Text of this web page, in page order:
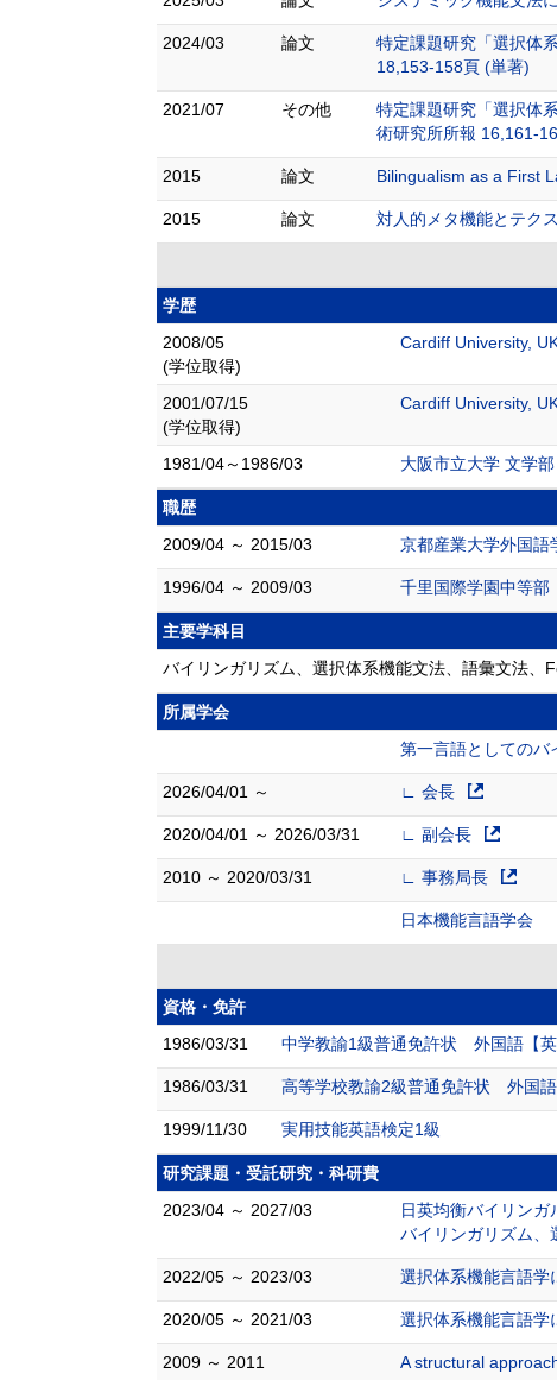
2024/03 論文
特定課題研究「選択体
18,153-158頁 (単著)
2021/07 その他
特定課題研究「選択体
術研究所所報 16,161-
2015 論文 Bilingualism as a First
2015 論文 対人的メタ機能とテク
学歴
2008/05
(学位取得)
Cardiff University,
2001/07/15
(学位取得)
Cardiff University,
1981/04～1986/03 大阪市立大学 文学
職歴
2009/04 ～ 2015/03
京都産業大学外国語
1996/04 ～ 2009/03 千里国際学園中等部
主要学科目
バイリンガリズム、選択体系機能文法、語彙文法
所属学会
第一言語としてのバ
2026/04/01 ～ ∟ 会長
2020/04/01 ～ 2026/03/31 ∟ 副会長
2010 ～ 2020/03/31 ∟ 事務局長
日本機能言語学会
資格・免許
1986/03/31
中学教諭1級普通免許状 外国語【英
1986/03/31 高等学校教諭2級普通免許状 外国語
1999/11/30 実用技能英語検定1級
研究課題・受託研究・科研費
2023/04 ～ 2027/03
日英均衡バイリン
バイリンガリズム、
2022/05 ～ 2023/03 選択体系機能言語学
2020/05 ～ 2021/03 選択体系機能言語学
2009 ～ 2011 A structural